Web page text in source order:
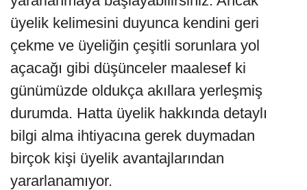
üyelik kelimesini duyunca kendini geri
çekme ve üyeliğin çeşitli sorunlara yol
açacağı gibi düşünceler maalesef ki
günümüzde oldukça akıllara yerleşmiş
durumda. Hatta üyelik hakkında detaylı
bilgi alma ihtiyacına gerek duymadan
birçok kişi üyelik avantajlarından
yararlanamıyor.